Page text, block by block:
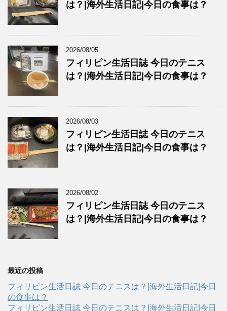
は？|海外生活日記|今日の食事は？
2026/08/05
フィリピン生活日誌 今日のテニス
は？|海外生活日記|今日の食事は？
2026/08/03
フィリピン生活日誌 今日のテニス
は？|海外生活日記|今日の食事は？
2026/08/02
フィリピン生活日誌 今日のテニス
は？|海外生活日記|今日の食事は？
最近の投稿
フィリピン生活日誌 今日のテニスは？|海外生活日記|今日
の食事は？
フィリピン生活日誌 今日のテニスは？|海外生活日記|今日